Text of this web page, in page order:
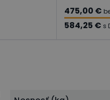
475,00 €
584,25 € s